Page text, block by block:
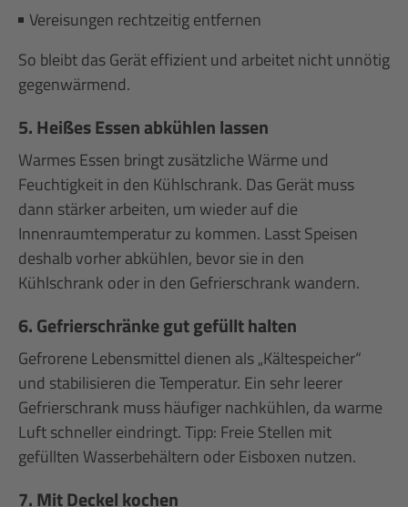
Vereisungen rechtzeitig entfernen
So bleibt das Gerät effizient und arbeitet nicht unnötig
gegenwärmend.
5. Heißes Essen abkühlen lassen
Warmes Essen bringt zusätzliche Wärme und
Feuchtigkeit in den Kühlschrank. Das Gerät muss
dann stärker arbeiten, um wieder auf die
Innenraumtemperatur zu kommen. Lasst Speisen
deshalb vorher abkühlen, bevor sie in den
Kühlschrank oder in den Gefrierschrank wandern.
6. Gefrierschränke gut gefüllt halten
Gefrorene Lebensmittel dienen als „Kältespeicher“
und stabilisieren die Temperatur. Ein sehr leerer
Gefrierschrank muss häufiger nachkühlen, da warme
Luft schneller eindringt. Tipp: Freie Stellen mit
gefüllten Wasserbehältern oder Eisboxen nutzen.
7. Mit Deckel kochen